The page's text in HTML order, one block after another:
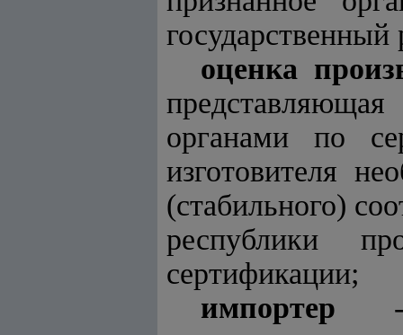
государственный
оценка
органами по
изготовителя
(стабильного)
республики
сертификации;
импортер -